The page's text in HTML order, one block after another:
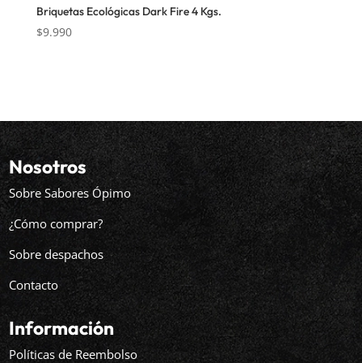
Briquetas Ecológicas Dark Fire 4 Kgs.
$9.990
Nosotros
Sobre Sabores Ópimo
¿Cómo comprar?
Sobre despachos
Contacto
Información
Políticas de Reembolso